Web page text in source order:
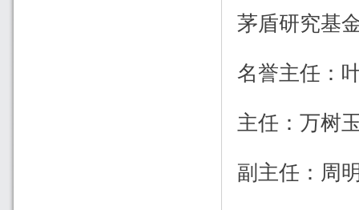
茅盾研究基
名誉主任：
主任：万树
副主任：周